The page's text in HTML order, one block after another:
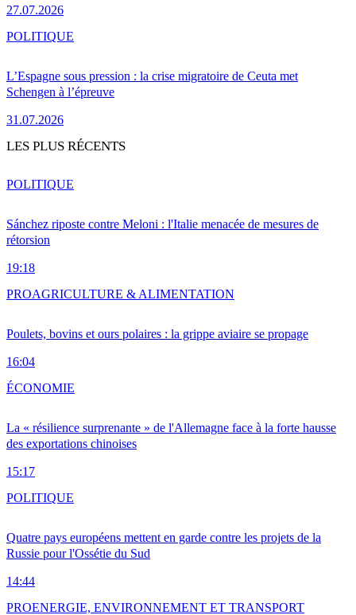
27.07.2026
L’Espagne sous pression : la crise migratoire de Ceuta met
Schengen à l’épreuve
31.07.2026
POLITIQUE
LES PLUS RÉCENTS
Sánchez riposte contre Meloni : l'Italie menacée de mesures de
rétorsion
19:18
POLITIQUE
Poulets, bovins et ours polaires : la grippe aviaire se propage
16:04
PROAGRICULTURE & ALIMENTATION
La « résilience surprenante » de l'Allemagne face à la forte hausse
des exportations chinoises
15:17
ÉCONOMIE
Quatre pays européens mettent en garde contre les projets de la
Russie pour l'Ossétie du Sud
14:44
POLITIQUE
PROENERGIE, ENVIRONNEMENT ET TRANSPORT